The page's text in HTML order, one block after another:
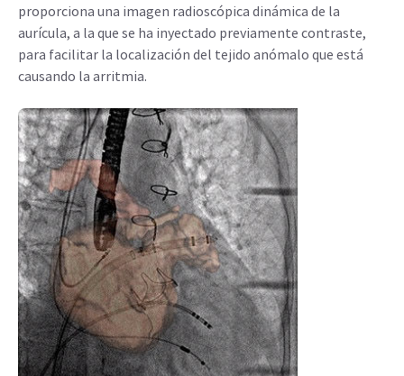
proporciona una imagen radioscópica dinámica de la
aurícula, a la que se ha inyectado previamente contraste,
para facilitar la localización del tejido anómalo que está
causando la arritmia.